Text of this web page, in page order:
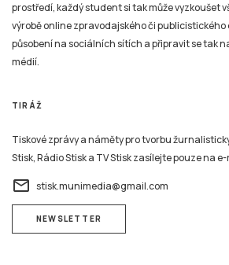
prostředí, každý student si tak může vyzkoušet
výrobě online zpravodajského či publicistického
působení na sociálních sítích a připravit se tak
médií.
TIRÁŽ
Tiskové zprávy a náměty pro tvorbu
Stisk, Rádio Stisk a TV Stisk zasílejte pouze na
email stisk.munimedia@gmail.com
NEWSLETTER